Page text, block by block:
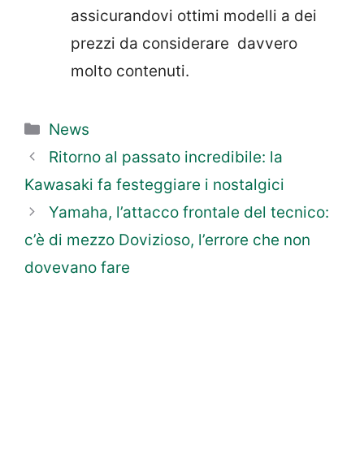
assicurandovi ottimi modelli a dei
prezzi da considerare davvero
molto contenuti.
Categorie
News
Ritorno al passato incredibile: la
Kawasaki fa festeggiare i nostalgici
Yamaha, l’attacco frontale del tecnico:
c’è di mezzo Dovizioso, l’errore che non
dovevano fare